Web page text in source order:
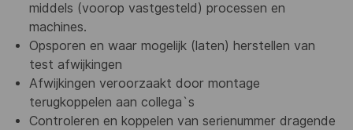
middels (voorop vastgesteld) processen en
machines.
Opsporen en waar mogelijk (laten) herstellen van
test afwijkingen
Afwijkingen veroorzaakt door montage
terugkoppelen aan collega`s
Controleren en koppelen van serienummer dragende